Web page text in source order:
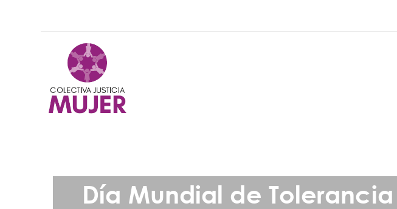
Día Mundial de